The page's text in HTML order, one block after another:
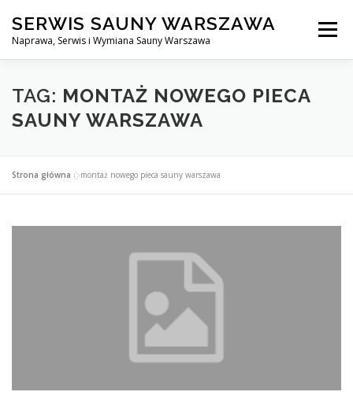
treści
SERWIS SAUNY WARSZAWA
Naprawa, Serwis i Wymiana Sauny Warszawa
Menu
SERWIS DO SAUNY WARSZAWA BLOG KONTAKT
TAG: MONTAŻ NOWEGO PIECA
SAUNY WARSZAWA
Strona główna »montaż nowego pieca sauny warszawa